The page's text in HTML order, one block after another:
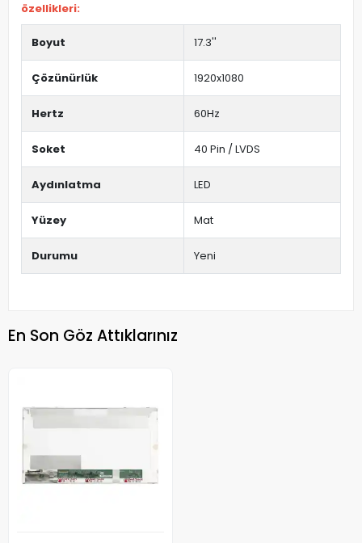
özellikleri:
Boyut 17.3''
Çözünürlük 1920x1080
Hertz 60Hz
Soket 40 Pin / LVDS
Aydınlatma LED
Yüzey Mat
Durumu Yeni
En Son Göz Attıklarınız